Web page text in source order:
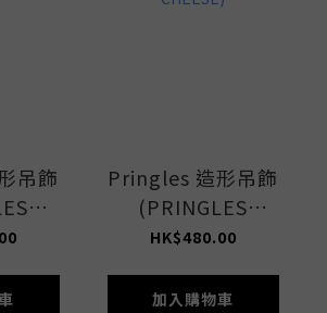
吊飾
Pringles 造形吊飾
(PRINGLES
CHEDDAR
HK$480.00
加入購物車